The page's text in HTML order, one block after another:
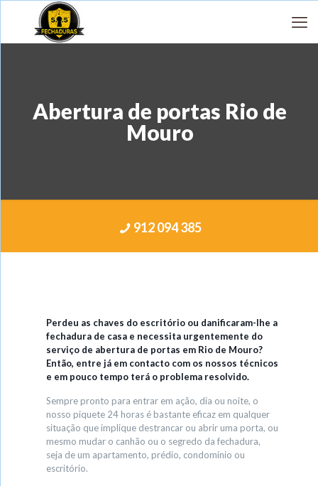
Abertura de portas Rio de
Mouro
912 094 385
Perdeu as chaves do escritório ou danificaram-lhe a
fechadura de casa e necessita urgentemente do
serviço de abertura de portas em Rio de Mouro?
Então, entre já em contacto com os nossos técnicos
e em pouco tempo terá o problema resolvido.
Sempre pronto para entrar em ação, dia ou noite, o
nosso piquete 24 horas é bastante eficaz em qualquer
situação que implique destrancar ou abrir uma porta, ou
mesmo mudar o canhão ou o segredo da fechadura,
seja de um apartamento, prédio, condomínio ou
escritório.